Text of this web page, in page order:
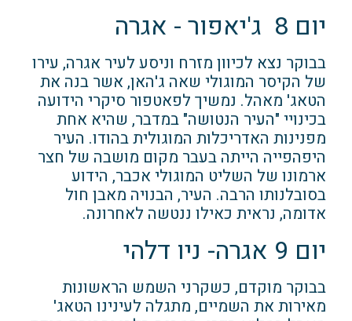
יום 8 ג'יאפור - אגרה
בבוקר נצא לכיוון מזרח וניסע לעיר אגרה, עירו
של הקיסר המוגולי שאה ג'האן, אשר בנה את
הטאג' מאהל. נמשיך לפאטפור סיקרי הידועה
בכינויי "העיר הנטושה" במדבר, שהיא אחת
מפנינות האדריכלות המוגולית בהודו. העיר
היפהפייה הייתה בעבר מקום מושבה של חצר
ארמונו של השליט המוגולי אכבר, הידוע
בסובלנותו הרבה. העיר, הבנויה מאבן חול
אדומה, נראית כאילו ננטשה לאחרונה.
יום 9 אגרה- ניו דלהי
בבוקר מוקדם, כשקרני השמש הראשונות
מאירות את השמיים, מתגלה לעינינו הטאג'